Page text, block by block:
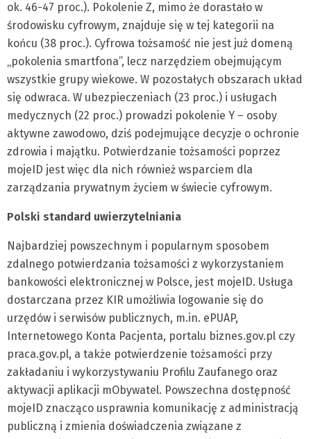
ok. 46-47 proc.). Pokolenie Z, mimo że dorastało w
środowisku cyfrowym, znajduje się w tej kategorii na
końcu (38 proc.). Cyfrowa tożsamość nie jest już domeną
„pokolenia smartfona”, lecz narzędziem obejmującym
wszystkie grupy wiekowe. W pozostałych obszarach układ
się odwraca. W ubezpieczeniach (23 proc.) i usługach
medycznych (22 proc.) prowadzi pokolenie Y – osoby
aktywne zawodowo, dziś podejmujące decyzje o ochronie
zdrowia i majątku. Potwierdzanie tożsamości poprzez
mojeID jest więc dla nich również wsparciem dla
zarządzania prywatnym życiem w świecie cyfrowym.
Polski standard uwierzytelniania
Najbardziej powszechnym i popularnym sposobem
zdalnego potwierdzania tożsamości z wykorzystaniem
bankowości elektronicznej w Polsce, jest mojeID. Usługa
dostarczana przez KIR umożliwia logowanie się do
urzędów i serwisów publicznych, m.in. ePUAP,
Internetowego Konta Pacjenta, portalu biznes.gov.pl czy
praca.gov.pl, a także potwierdzenie tożsamości przy
zakładaniu i wykorzystywaniu Profilu Zaufanego oraz
aktywacji aplikacji mObywatel. Powszechna dostępność
mojeID znacząco usprawnia komunikację z administracją
publiczną i zmienia doświadczenia związane z